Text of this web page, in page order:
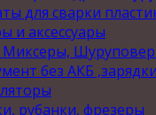
для сварки
и аксессуары
Миксеры,
без АКБ
рубанки, фрезеры